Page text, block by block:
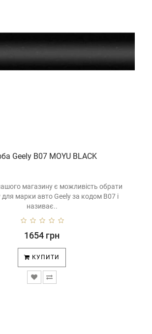
Фарба Geely B07 MOYU BLACK
магазину є можливість обрати
марки авто Geely за кодом B07 і
називає..
1654 грн
КУПИТИ